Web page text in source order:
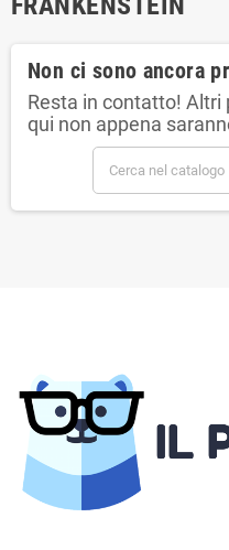
Non ci sono ancora
Resta in contatto!
qui non appena